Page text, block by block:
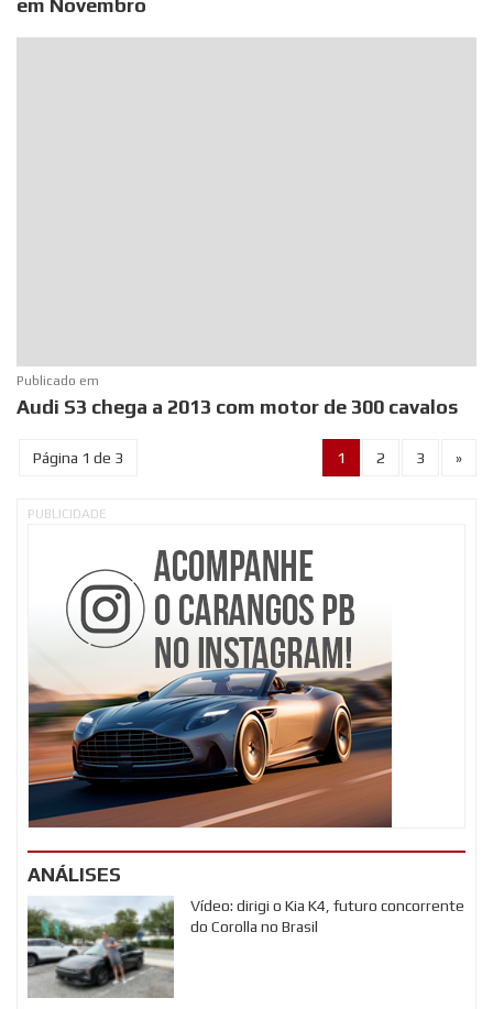
em Novembro
Publicado em
Audi S3 chega a 2013 com motor de 300 cavalos
Página 1 de 3 1 2 3 »
PUBLICIDADE
ANÁLISES
Vídeo: dirigi o Kia K4, futuro concorrente
do Corolla no Brasil